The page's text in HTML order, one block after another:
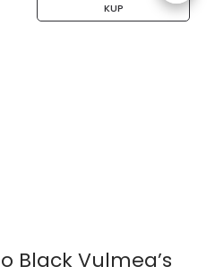
KUP
Black Vulmea’s